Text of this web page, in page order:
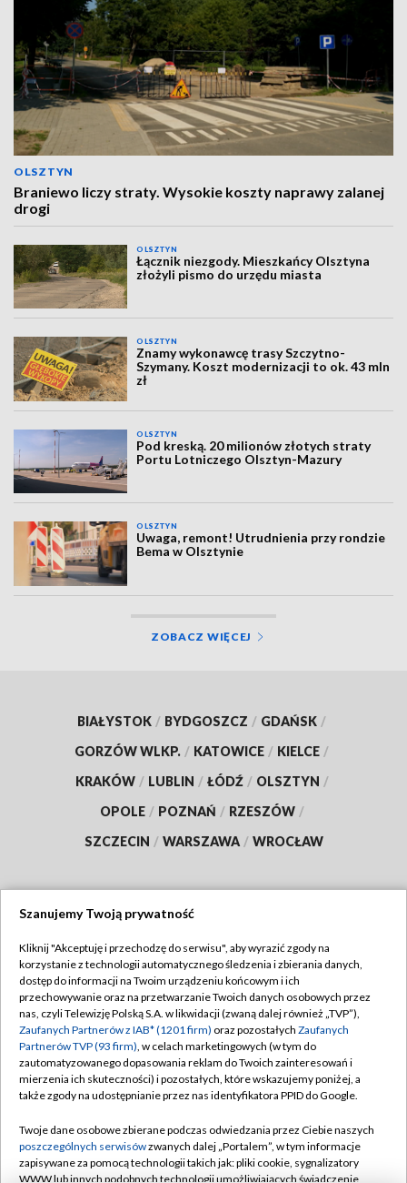
OLSZTYN
Braniewo liczy straty. Wysokie koszty naprawy zalanej
drogi
OLSZTYN
Łącznik niezgody. Mieszkańcy Olsztyna
złożyli pismo do urzędu miasta
OLSZTYN
Znamy wykonawcę trasy Szczytno-
Szymany. Koszt modernizacji to ok. 43 mln
zł
OLSZTYN
Pod kreską. 20 milionów złotych straty
Portu Lotniczego Olsztyn-Mazury
OLSZTYN
Uwaga, remont! Utrudnienia przy rondzie
Bema w Olsztynie
ZOBACZ WIĘCEJ
BIAŁYSTOK / BYDGOSZCZ / GDAŃSK /
GORZÓW WLKP. / KATOWICE / KIELCE /
KRAKÓW / LUBLIN / ŁÓDŹ / OLSZTYN /
OPOLE / POZNAŃ / RZESZÓW /
SZCZECIN / WARSZAWA / WROCŁAW
TVP
Abonament TVP
Emisja w TVP
Centrum informacji TVP
Naziemna Telewizja Cyfrowa
Rada Programowa
System NOS
Regulamin TVP
Polityka prywatności
Moje zgody
Pomoc
Kontakt
Szanujemy Twoją prywatność
Kliknij "Akceptuję i przechodzę do serwisu", aby wyrazić zgody na
korzystanie z technologii automatycznego śledzenia i zbierania danych,
dostęp do informacji na Twoim urządzeniu końcowym i ich
przechowywanie oraz na przetwarzanie Twoich danych osobowych przez
nas, czyli Telewizję Polską S.A. w likwidacji (zwaną dalej również „TVP”),
Zaufanych Partnerów z IAB* (1201 firm) oraz pozostałych Zaufanych
Partnerów TVP (93 firm), w celach marketingowych (w tym do
zautomatyzowanego dopasowania reklam do Twoich zainteresowań i
mierzenia ich skuteczności) i pozostałych, które wskazujemy poniżej, a
także zgody na udostępnianie przez nas identyfikatora PPID do Google.
Twoje dane osobowe zbierane podczas odwiedzania przez Ciebie naszych
poszczególnych serwisówzwanych dalej „Portalem”, w tym informacje
zapisywane za pomocą technologii takich jak: pliki cookie, sygnalizatory
WWW lub innych podobnych technologii umożliwiających świadczenie